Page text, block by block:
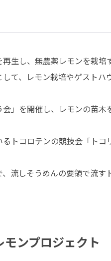
し、無農薬レモンを栽培
て、レモン栽培やゲスト
」を開催し、レモンの苗
トコロテンの競技会「ト
流しそうめんの要領で流す
ンプロジェクト